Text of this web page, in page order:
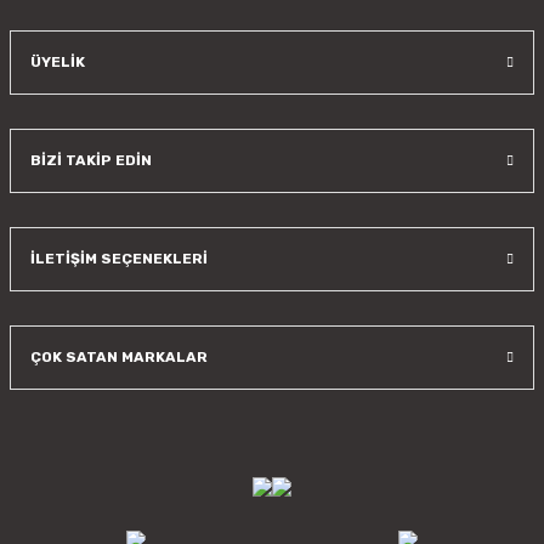
ÜYELİK
BİZİ TAKİP EDİN
İLETİŞİM SEÇENEKLERİ
ÇOK SATAN MARKALAR